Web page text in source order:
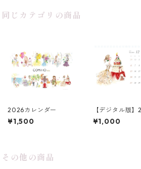
同じカテゴリの商品
2026カレンダー
¥1,500
【デジタル版
カレンダー
¥1,000
その他の商品